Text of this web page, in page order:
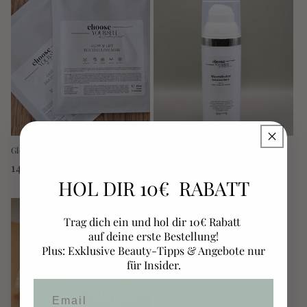
Glow & Lift Biocellulose Maske
Normaler
14,90 €
mineralischer Sonnenschutz SPF
Preis
HOL DIR 10€ RABATT
Trag dich ein und hol dir 10€ Rabatt
auf deine erste Bestellung!
Plus: Exklusive Beauty-Tipps & Angebote nur
für Insider.